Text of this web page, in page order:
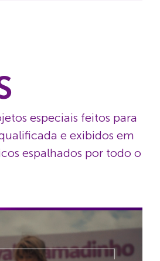
especiais feitos para
e exibidos em
espalhados por todo o